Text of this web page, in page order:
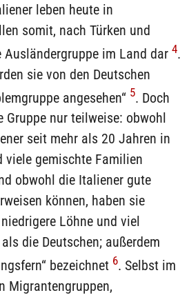
leben heute in
somit, nach Türken und
im Land dar 4.
sie von den Deutschen
angesehen“ 5. Doch
nur teilweise: obwohl
seit mehr als 20 Jahren in
viele gemischte Familien
obwohl die Italiener gute
können, haben sie
Löhne und viel
die Deutschen; außerdem
bezeichnet 6. Selbst im
Migrantengruppen,